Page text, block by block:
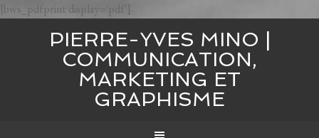
[bws_pdfprint display='pdf']
PIERRE-YVES MINO |
COMMUNICATION,
MARKETING ET
GRAPHISME